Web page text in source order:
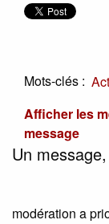
Mots-clés :
Afficher les
message
Un
modération a